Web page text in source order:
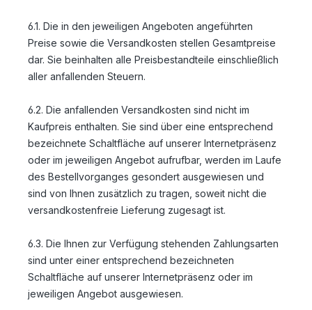
6.1. Die in den jeweiligen Angeboten angeführten
Preise sowie die Versandkosten stellen Gesamtpreise
dar. Sie beinhalten alle Preisbestandteile einschließlich
aller anfallenden Steuern.
6.2. Die anfallenden Versandkosten sind nicht im
Kaufpreis enthalten. Sie sind über eine entsprechend
bezeichnete Schaltfläche auf unserer Internetpräsenz
oder im jeweiligen Angebot aufrufbar, werden im Laufe
des Bestellvorganges gesondert ausgewiesen und
sind von Ihnen zusätzlich zu tragen, soweit nicht die
versandkostenfreie Lieferung zugesagt ist.
6.3. Die Ihnen zur Verfügung stehenden Zahlungsarten
sind unter einer entsprechend bezeichneten
Schaltfläche auf unserer Internetpräsenz oder im
jeweiligen Angebot ausgewiesen.